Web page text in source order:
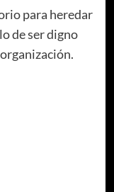
para heredar
de ser digno